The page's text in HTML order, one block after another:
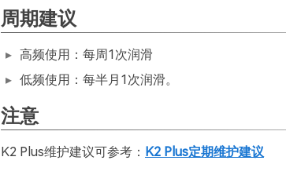
周期建议
高频使用：每周1次润滑
低频使用：每半月1次润滑。
注意
K2 Plus维护建议可参考： K2 Plus定期维护建议